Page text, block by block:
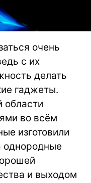
очень
с их
делать
гаджеты.
области
во всём
изготовили
однородные
и выходом